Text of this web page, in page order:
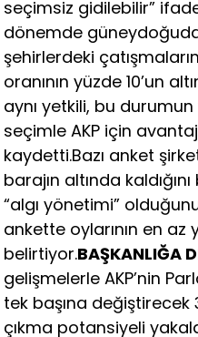
seçimsiz gidilebilir”
dönemde
şehirlerdeki
oranının yüzde 10’un
aynı yetkili, bu
seçimle AKP için
kaydetti.Bazı anket
barajın altında
“algı yönetimi”
ankette oylarının en az
belirtiyor.BAŞKANLIĞA
gelişmelerle AKP’nin
tek başına
çıkma potansiyeli